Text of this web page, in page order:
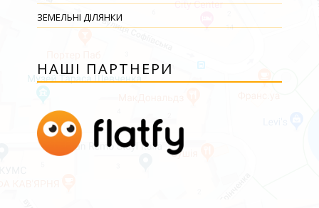
ЗЕМЕЛЬНІ ДІЛЯНКИ
НАШІ ПАРТНЕРИ